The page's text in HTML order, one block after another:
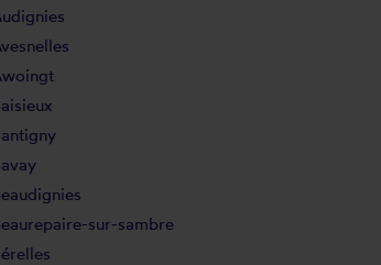
sur-sambre